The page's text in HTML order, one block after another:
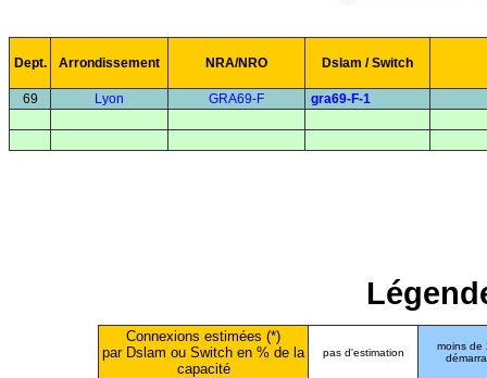
Dept. Arrondissement NRA/NRO Dslam / Switch
69 Lyon GRA69-F gra69-F-1
Connexions estimées (*)
par Dslam ou Switch en % de la
capacité
pas d'estimation
moins de